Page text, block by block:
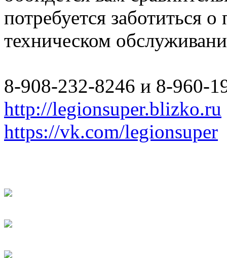
потребуется заботиться
техническом
8-908-232-8246 и 8-960-
http://legionsuper.blizko.ru
https://vk.com/legionsuper